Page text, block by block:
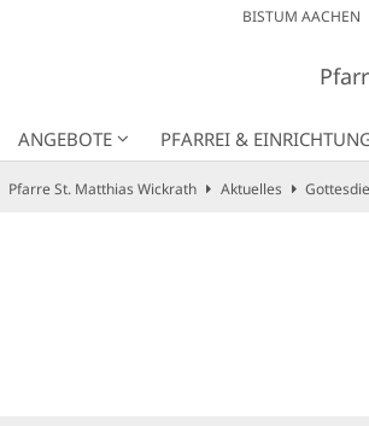
BISTUM AACHEN
ANGEBOTE PFARREI &
Pfarre St. Matthias Wickrath Aktuelles